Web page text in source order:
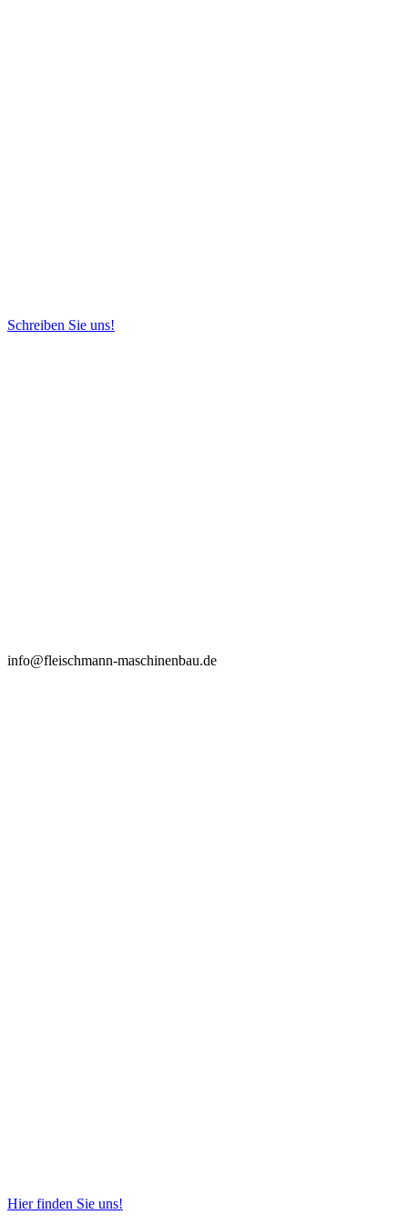
Schreiben Sie uns!
info@fleischmann-maschinenbau.de
Hier finden Sie uns!